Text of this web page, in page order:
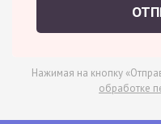
Нажимая на кнопку
обработке